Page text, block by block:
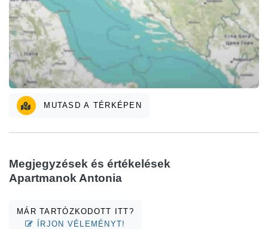
MUTASD A TÉRKÉPEN
Megjegyzések és értékelések
Apartmanok Antonia
MÁR TARTÓZKODOTT ITT?
ÍRJON VÉLEMÉNYT!